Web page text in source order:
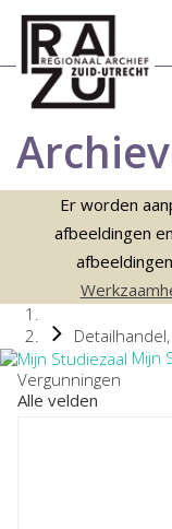
Er worden
afbeeldingen
Mijn
Vergunningen
Alle velden